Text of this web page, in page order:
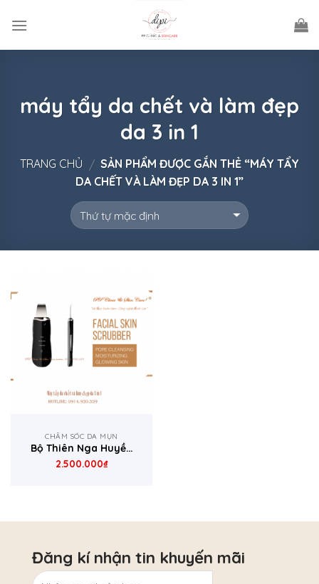
máy tẩy da chết và làm đẹp
da 3 in 1
TRANG CHỦ / SẢN PHẨM ĐƯỢC GẮN THẺ “MÁY TẨY
DA CHẾT VÀ LÀM ĐẸP DA 3 IN 1”
CHĂM SÓC DA MỤN
Bộ Thiên Nga Huyền
Bí- máy làm đẹp da
2.500.000₫
Đăng kí nhận tin khuyến mãi